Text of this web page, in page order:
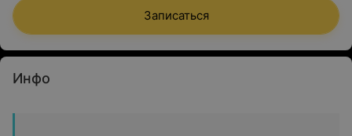
Записаться
Инфо